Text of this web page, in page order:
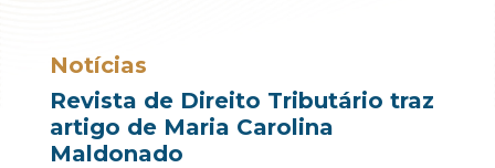
Notícias
Revista de Direito Tributário traz
artigo de Maria Carolina
Maldonado